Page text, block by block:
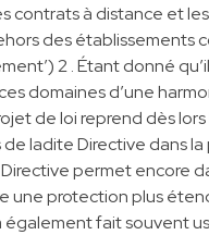
contrats à distance et
des établissements
2. Étant donné
domaines d’une
de loi reprend dès
ladite Directive dans
permet encore
une protection plus
également fait souvent